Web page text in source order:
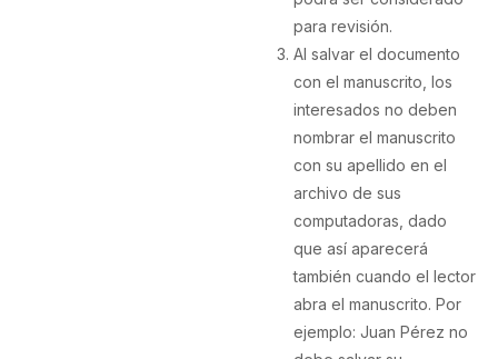
para revisión.
Al salvar el documento
con el manuscrito, los
interesados no deben
nombrar el manuscrito
con su apellido en el
archivo de sus
computadoras, dado
que así aparecerá
también cuando el lector
abra el manuscrito. Por
ejemplo: Juan Pérez no